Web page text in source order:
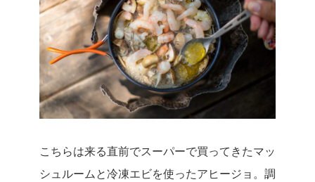
こちらは来る直前でスーパーで買ってきたマッ
シュルームと冷凍エビを使ったアヒージョ。調